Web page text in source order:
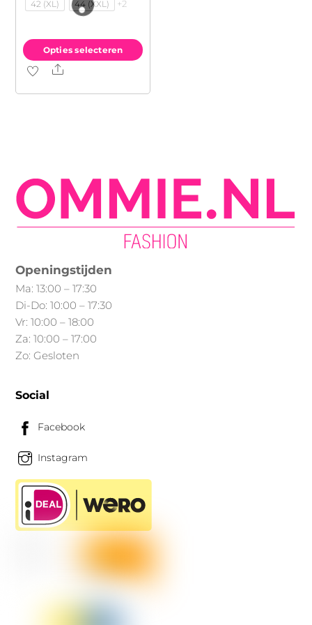
€39.99.€29.99.
42 (XL)
44 (XXL) +2
Opties selecteren
Dit
optie
kan
gekozen
de
productpagina
Share
Openingstijden
Ma: 13:00 – 17:30
Di-Do: 10:00 – 17:30
Vr: 10:00 – 18:00
Za: 10:00 – 17:00
Zo: Gesloten
Social
Facebook
Instagram